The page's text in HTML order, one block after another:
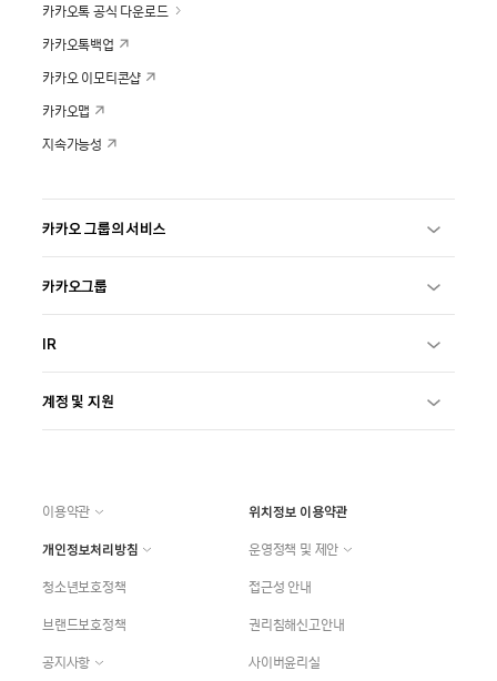
카카오톡 공식 다운로드
카카오톡백업
카카오 이모티콘샵
카카오맵
지속가능성
카카오 그룹의 서비스
카카오그룹
IR
계정 및 지원
이용약관
위치정보 이용약관
개인정보처리방침
운영정책 및 제안
청소년보호정책
접근성 안내
브랜드보호정책
권리침해신고안내
공지사항
사이버윤리실